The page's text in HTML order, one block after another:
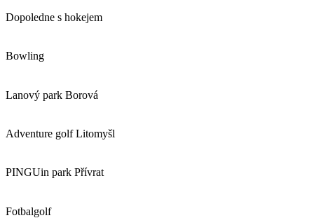
Dopoledne s hokejem
Bowling
Lanový park Borová
Adventure golf Litomyšl
PINGUin park Přívrat
Fotbalgolf